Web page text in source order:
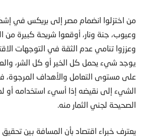
من اختزلوا انضمام مصر إلى بريكس في
وعيوب، جنة ونار، أوقعوا شريحة كبيرة من
وعززوا تنامي عدم الثقة في التوجهات
يوجد شيء يحمل كل الخير أو كل الشر،
على مستوى التعامل والأهداف المرجوة،
الشيء إلى نقيضه إذا أسيء استخدامه أو
الصحيحة لجني الثمار منه.
يعترف خبراء اقتصاد بأن المسافة بين تحقيق